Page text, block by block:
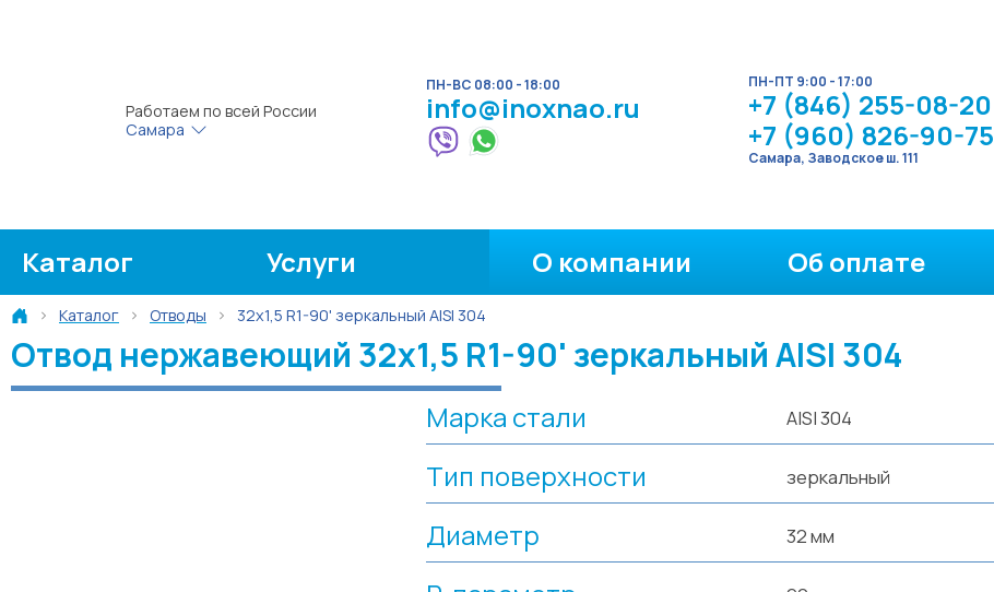
Работаем по всей России
Самара
ПН-ВС 08:00 - 18:00
info@inoxnao.ru
ПН-ПТ 9:00 - 17:00
+7 (846) 255-08-20
+7 (960) 826-90-75
Самара, Заводское ш. 111
Каталог Услуги О компании Об оплате
Каталог Отводы 32х1,5 R1-90' зеркальный AISI 304
Отвод нержавеющий 32х1,5 R1-90' зеркальный AISI 304
Марка стали AISI 304
Тип поверхности зеркальный
Диаметр 32 мм